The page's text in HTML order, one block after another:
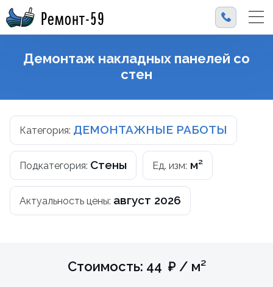
Ремонт-59
Демонтаж накладных панелей со
стен
Категория: ДЕМОНТАЖНЫЕ РАБОТЫ
Подкатегория: Стены Ед. изм: м²
Актуальность цены: август 2026
Стоимость: 44 ₽ / м²